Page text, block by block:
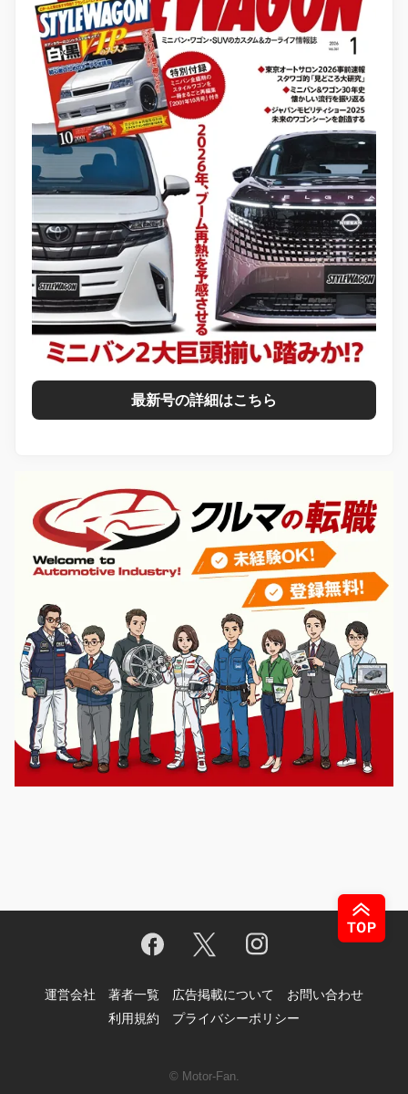
最新号の詳細はこちら
運営会社 著者一覧 広告掲載について
お問い合わせ
利用規約
プライバシーポリシー
© Motor-Fan.